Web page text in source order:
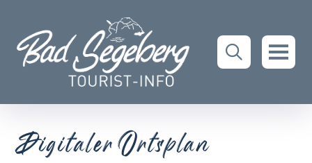
Digitaler Ortsplan